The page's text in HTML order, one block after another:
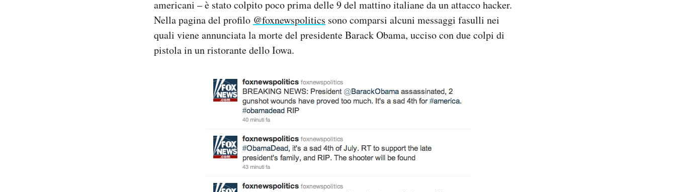
americani – è stato colpito poco prima delle 9 del mattino italiane da un attacco hacker.
Nella pagina del profilo @foxnewspolitics sono comparsi alcuni messaggi fasulli nei
quali viene annunciata la morte del presidente Barack Obama, ucciso con due colpi di
pistola in un ristorante dello Iowa.